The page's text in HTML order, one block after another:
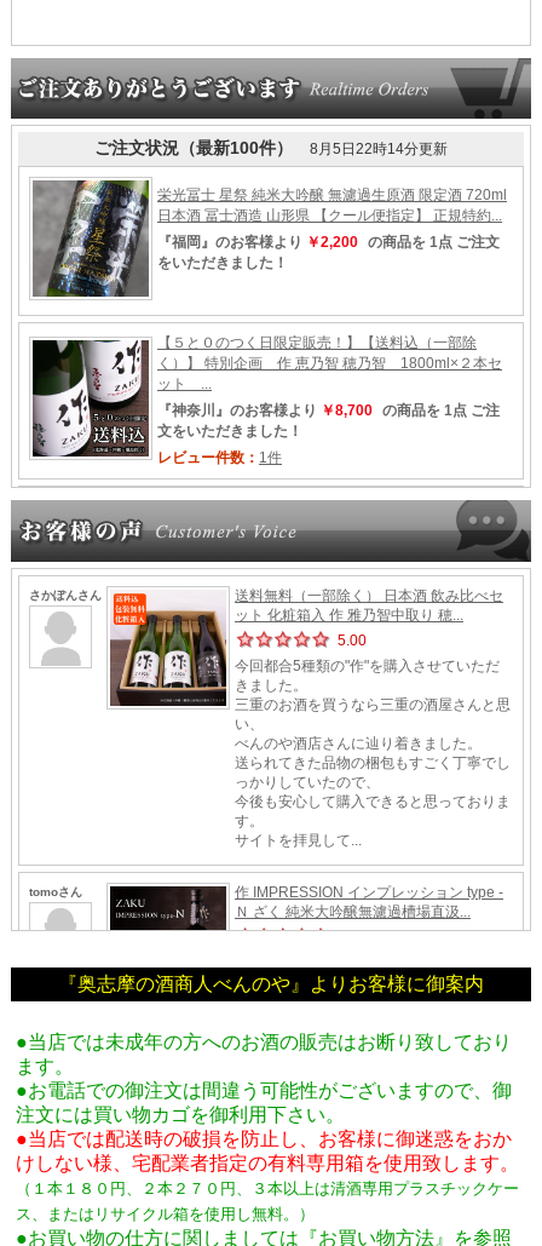
『奥志摩の酒商人べんのや』よりお客様に御案内
●当店では未成年の方へのお酒の販売はお断り致しており
ます。
●お電話での御注文は間違う可能性がございますので、御
注文には買い物カゴを御利用下さい。
●当店では配送時の破損を防止し、お客様に御迷惑をおか
けしない様、宅配業者指定の有料専用箱を使用致します。
（１本１８０円、２本２７０円、３本以上は清酒専用プラスチックケー
ス、またはリサイクル箱を使用し無料。
）
●お買い物の仕方に関しましては『お買い物方法』を参照